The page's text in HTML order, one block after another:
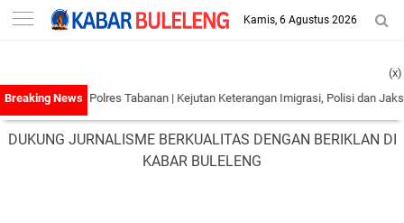
-->
Kamis, 6 Agustus 2026
Ke Polres Tabanan| Kejutan Keterangan Imigrasi, Polisi dan Jaksa Tidak
(x)
DUKUNG JURNALISME BERKUALITAS DENGAN BERIKLAN DI
KABAR BULELENG